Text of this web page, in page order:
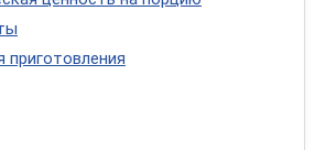
приготовления